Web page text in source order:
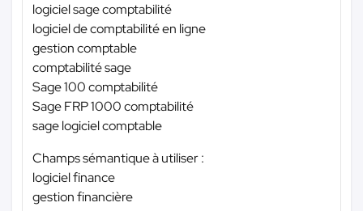
logiciel sage comptabilité
logiciel de comptabilité en ligne
gestion comptable
comptabilité sage
Sage 100 comptabilité
Sage FRP 1000 comptabilité
sage logiciel comptable
Champs sémantique à utiliser :
logiciel finance
gestion financière